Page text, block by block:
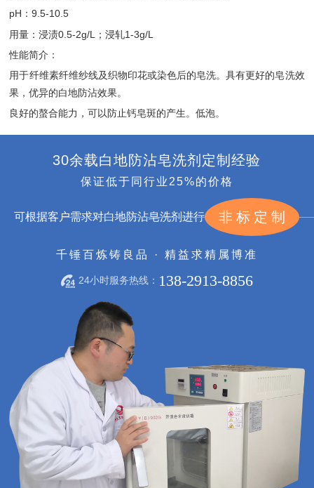
pH：9.5-10.5
用量：浸渍0.5-2g/L；浸轧1-3g/L
性能简介：
用于纤维素纤维纱线及织物印花或染色后的皂洗。具有更好的皂洗效
果，优异的白地防沾效果。
良好的螯合能力，可以防止钙皂斑的产生。低泡。
30余载白地防沾皂洗剂定制经验
保证低于同行业25%的价格
可根据客户需求对白地防沾皂洗剂进行 非标定制
千锤百炼铸良品 · 精益求精属博准
24小时服务热线： 138-2913-8856